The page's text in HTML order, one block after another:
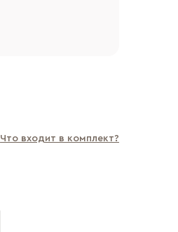
Что входит в комплект?